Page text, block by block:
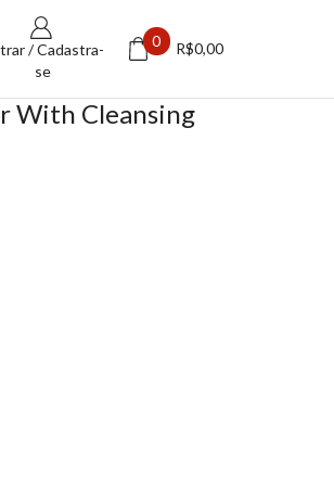
/ Cadastra-
se
0 R$0,00
With Cleansing